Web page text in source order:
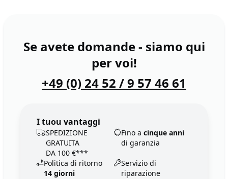
Se avete domande - siamo qui
per voi!
+49 (0) 24 52 / 9 57 46 61
I tuou vantaggi
SPEDIZIONE
GRATUITA
DA 100 €***
Fino a cinque anni
di garanzia
Politica di ritorno
14 giorni
Servizio di
riparazione